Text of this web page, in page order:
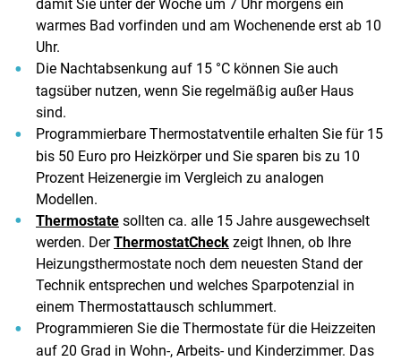
damit Sie unter der Woche um 7 Uhr morgens ein
warmes Bad vorfinden und am Wochenende erst ab 10
Uhr.
Die Nachtabsenkung auf 15 °C können Sie auch
tagsüber nutzen, wenn Sie regelmäßig außer Haus
sind.
Programmierbare Thermostatventile erhalten Sie für 15
bis 50 Euro pro Heizkörper und Sie sparen bis zu 10
Prozent Heizenergie im Vergleich zu analogen
Modellen.
Thermostate sollten ca. alle 15 Jahre ausgewechselt
werden. DerThermostatCheck zeigt Ihnen, ob Ihre
Heizungsthermostate noch dem neuesten Stand der
Technik entsprechen und welches Sparpotenzial in
einem Thermostattausch schlummert.
Programmieren Sie die Thermostate für die Heizzeiten
auf 20 Grad in Wohn-, Arbeits- und Kinderzimmer. Das